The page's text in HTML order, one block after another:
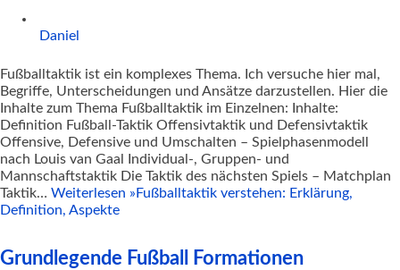
Daniel
Fußballtaktik ist ein komplexes Thema. Ich versuche hier mal,
Begriffe, Unterscheidungen und Ansätze darzustellen. Hier die
Inhalte zum Thema Fußballtaktik im Einzelnen: Inhalte:
Definition Fußball-Taktik Offensivtaktik und Defensivtaktik
Offensive, Defensive und Umschalten – Spielphasenmodell
nach Louis van Gaal Individual-, Gruppen- und
Mannschaftstaktik Die Taktik des nächsten Spiels – Matchplan
Taktik… Weiterlesen » Fußballtaktik verstehen: Erklärung,
Definition, Aspekte
Grundlegende Fußball Formationen